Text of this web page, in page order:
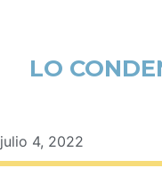
LO
julio 4, 2022